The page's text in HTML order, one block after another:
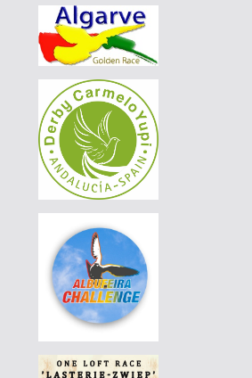
AVELAR & AVELAR
PT-4420380-24 |120 EUR
AVELAR & AVELAR
PT-4420350-24| 120 EUR
AVELAR & AVELAR
PT-4420411-24|190 EUR
AVELAR & AVELAR
PT-4420411-24|180 EUR
PT-4420411-24|170 EUR
AVELAR & AVELAR